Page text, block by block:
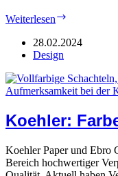
Weiterlesen
Workshop
28.02.2024
Design
Koehler:
Koehler Paper und Ebro
Bereich hochwertiger